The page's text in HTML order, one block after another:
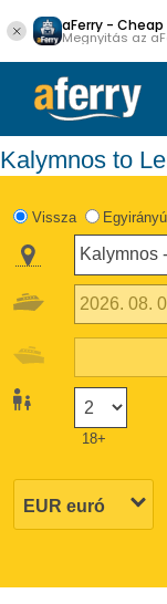
aFerry -
Megnyitás az
Kalymnos to
Vissza Egyirányú
18+